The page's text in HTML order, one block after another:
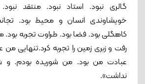
گالری نبود. استاد نبود. منتقد
خویشاوندی انسان و محیط بود.
کاهگلی بود. فضا بود. طراوت تجربه بود.
رفت و زبری زمین را تجربه کرد.تنهایی من
عبادت من بود. من شوریده بودم. و
نداشت».